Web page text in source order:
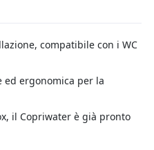
compatibile con i WC
ed ergonomica per la
il Copriwater è già pronto